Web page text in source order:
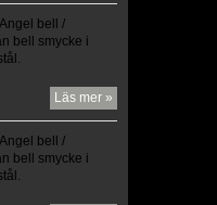
bell /
bell smycke i
Läs mer »
bell /
bell smycke i